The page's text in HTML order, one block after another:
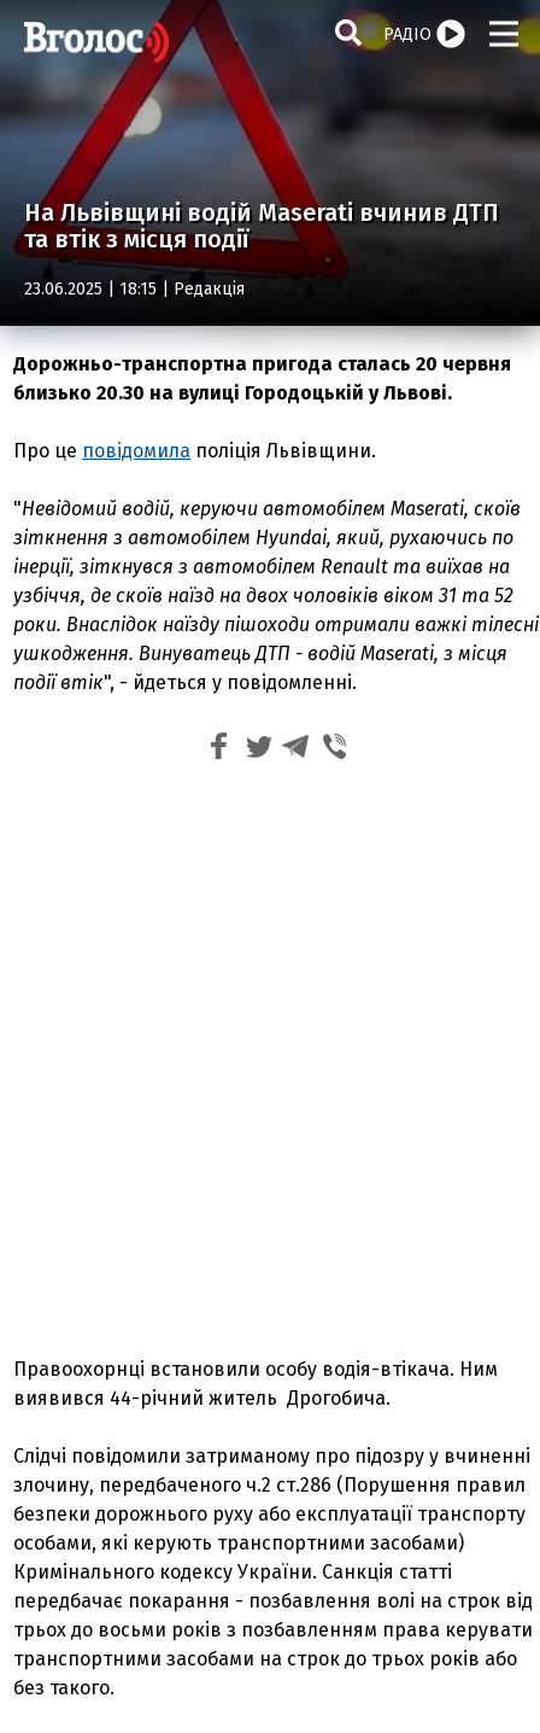
РАДІО
На Львівщині водій Maserati вчинив ДТП
та втік з місця події
23.06.2025 | 18:15 | Редакція
Дорожньо-транспортна пригода сталась 20 червня
близько 20.30 на вулиці Городоцькій у Львові.
Про це повідомила поліція Львівщини.
"Невідомий водій, керуючи автомобілем Maserati, скоїв
зіткнення з автомобілем Hyundai, який, рухаючись по
інерції, зіткнувся з автомобілем Renault та виїхав на
узбіччя, де скоїв наїзд на двох чоловіків віком 31 та 52
роки. Внаслідок наїзду пішоходи отримали важкі тілесні
ушкодження. Винуватець ДТП - водій Maserati, з місця
події втік", - йдеться у повідомленні.
Правоохорнці встановили особу водія-втікача. Ним
виявився 44-річний житель Дрогобича.
Слідчі повідомили затриманому про підозру у вчиненні
злочину, передбаченого ч.2 ст.286 (Порушення правил
безпеки дорожнього руху або експлуатації транспорту
особами, які керують транспортними засобами)
Кримінального кодексу України. Санкція статті
передбачає покарання - позбавлення волі на строк від
трьох до восьми років з позбавленням права керувати
транспортними засобами на строк до трьох років або
без такого.